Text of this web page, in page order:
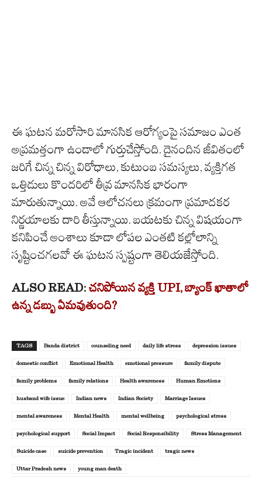
ఈ ఘటన మరోసారి మానసిక ఆరోగ్యంపై సమాజం ఎంత
అప్రమత్తంగా ఉండాలో గుర్తుచేస్తోంది. దైనందిన జీవితంలో
జరిగే చిన్న చిన్న విరోధాలు, కుటుంబ సమస్యలు, వ్యక్తిగత
ఒత్తిడులు కొందరిలో తీవ్ర మానసిక భారంగా
మారుతున్నాయి. అవే ఆలోచనలు క్రమంగా ప్రమాదకర
నిర్ణయాలకు దారి తీస్తున్నాయి. బయటకు చిన్న విషయంగా
కనిపించే అంశాలు కూడా లోపల ఎంతటి కల్లోలాన్ని
సృష్టించగలవో ఈ ఘటన స్పష్టంగా తెలియజేస్తోంది.
ALSO READ: చనిపోయిన వ్యక్తి UPI, బ్యాంక్ ఖాతాలో
ఉన్న డబ్బు ఏమవుతుంది?
TAGS Banda district counseling need daily life stress depression issues
domestic conflict Emotional Health emotional pressure family dispute
family problems family relations Health awareness Human Emotions
husband wife issue Indian news Indian Society Marriage Issues
mental awareness Mental Health mental wellbeing psychological stress
psychological support Social Impact Social Responsibility Stress Management
Suicide case suicide prevention Tragic incident tragic news
Uttar Pradesh news young man death